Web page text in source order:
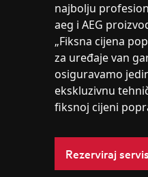
najbolju
aeg i AEG
„Fiksna cijena
za uređaje van
osiguravamo
ekskluzivnu
fiksnoj cijeni
Rezerviraj servis